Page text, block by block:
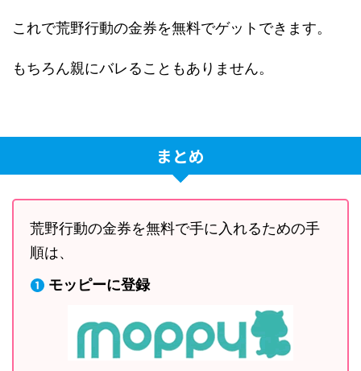
これで荒野行動の金券を無料でゲットできます。
もちろん親にバレることもありません。
まとめ
荒野行動の金券を無料で手に入れるための手
順は、
モッピーに登録